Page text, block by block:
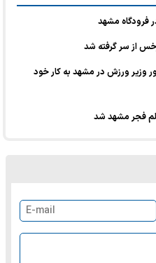
فرودگاه مشهد
از سر گرفته شد
وزیر ورزش در مشهد به کار خود